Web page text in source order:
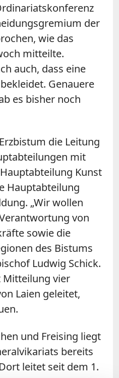
der
wie das
mitteilte.
auch, dass eine
Genauere
es bisher noch
die Leitung
mit
Kunst
Hauptabteilung
„Wir wollen
von
sowie die
des Bistums
Ludwig Schick.
Mitteilung vier
Laien geleitet,
und Freising liegt
bereits
leitet seit dem 1.